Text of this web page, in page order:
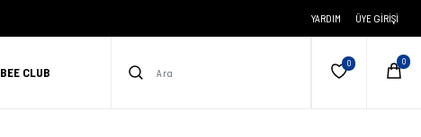
YARDIM ÜYE GIRIŞI
BEE CLUB